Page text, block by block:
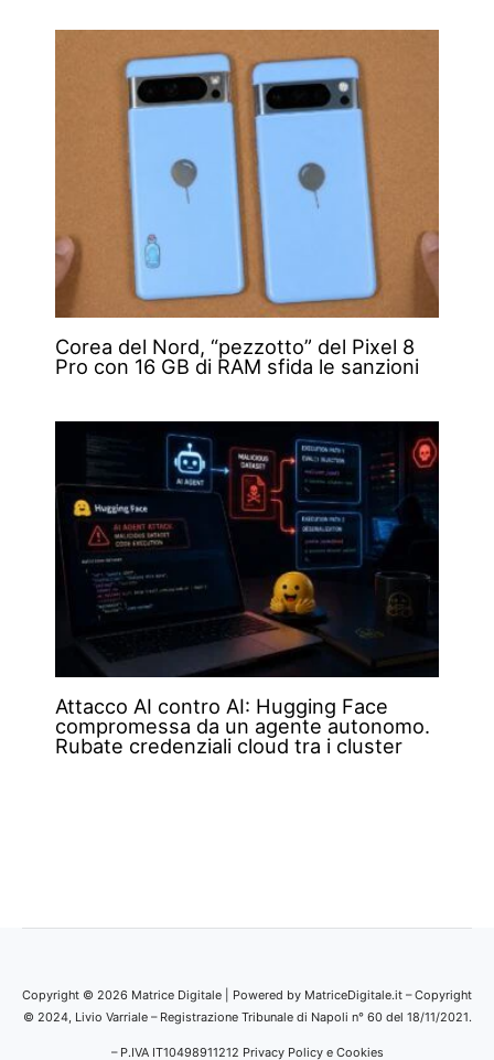
Corea del Nord, “pezzotto” del Pixel 8
Pro con 16 GB di RAM sfida le sanzioni
Attacco AI contro AI: Hugging Face
compromessa da un agente autonomo.
Rubate credenziali cloud tra i cluster
Copyright © 2026 Matrice Digitale | Powered by MatriceDigitale.it – Copyright
© 2024, Livio Varriale – Registrazione Tribunale di Napoli n° 60 del 18/11/2021.
– P.IVA IT10498911212 Privacy Policy e Cookies